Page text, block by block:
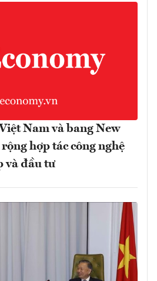
Nam và bang New
hợp tác công nghệ
và đầu tư